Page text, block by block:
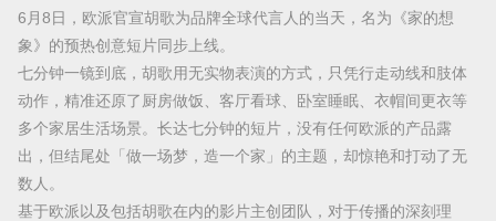
6月8日，欧派官宣胡歌为品牌全球代言人的当天，名为《家的想
象》的预热创意短片同步上线。
七分钟一镜到底，胡歌用无实物表演的方式，只凭行走动线和肢体
动作，精准还原了厨房做饭、客厅看球、卧室睡眠、衣帽间更衣等
多个家居生活场景。长达七分钟的短片，没有任何欧派的产品露
出，但结尾处「做一场梦，造一个家」的主题，却惊艳和打动了无
数人。
基于欧派以及包括胡歌在内的影片主创团队，对于传播的深刻理